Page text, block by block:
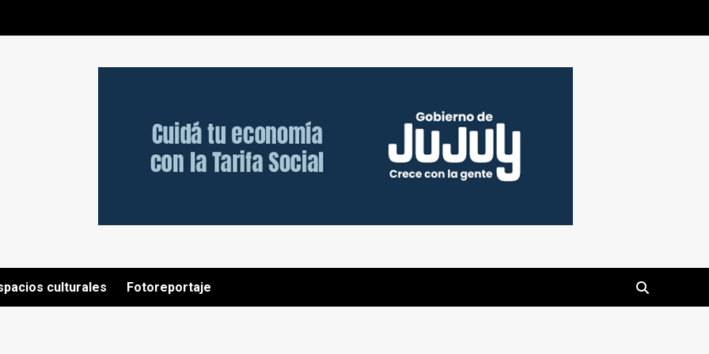
culturales Fotoreportaje